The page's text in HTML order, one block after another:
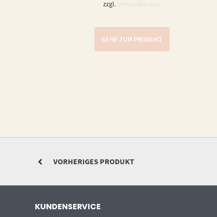
zzgl.Versandkosten
GEHE ZUM PRODUKT
VORHERIGES PRODUKT
KUNDENSERVICE